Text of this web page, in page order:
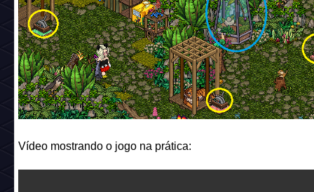
Vídeo mostrando o jogo na prática: